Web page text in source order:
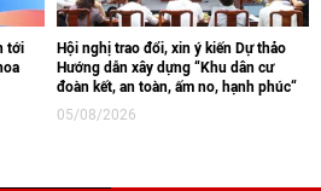
tới
Hội nghị trao đổi, xin ý kiến Dự thảo
Hướng dẫn xây dựng “Khu dân cư
đoàn kết, an toàn, ấm no, hạnh phúc“
05/08/2026